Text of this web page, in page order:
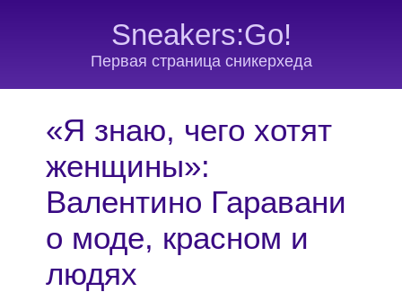
Sneakers:Go!
Первая страница сникерхеда
«Я знаю, чего хотят
женщины»:
Валентино Гаравани
о моде, красном и
людях